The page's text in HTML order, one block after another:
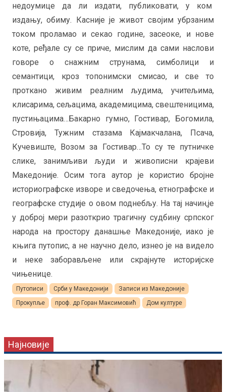
недоумице да ли издати, публиковати, у ком
издању, обиму. Касније је живот својим убрзаним
током проламао и секао године, засеоке, и нове
коте, ређале су се приче, мислим да сами наслови
говоре о снажним струнама, симболици и
семантици, кроз топонимски смисао, и све то
проткано живим реалним људима, учитељима,
клисарима, сељацима, академицима, свештеницима,
пустињацима…Бакарно гумно, Гостивар, Богомила,
Стровија, Тужним стазама Кајмакчалана, Псача,
Кучевиште, Возом за Гостивар…То су те путничке
слике, занимљиви људи и живописни крајеви
Македоније. Осим тога аутор је користио бројне
историографске изворе и сведочења, етнографске и
географске студије о овом поднебљу. На тај начин,је
у доброј мери разоткрио трагичну судбину српског
народа на простору данашње Македоније, иако је
књига путопис, а не научно дело, изнео је на видело
и неке заборављене или скрајнуте историјске
чињенице.
Путописи Срби у Македонији
Записи из Македоније
Прокупље
проф. др Горан Максимовић Дом културе
Најновије